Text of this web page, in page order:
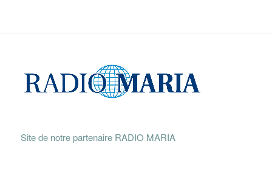
Site de notre partenaire RADIO MARIA